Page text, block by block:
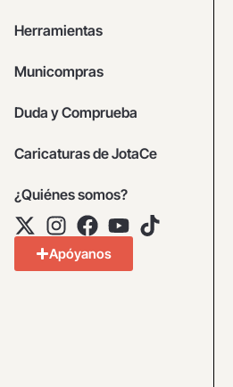
Herramientas
Municompras
Duda y Comprueba
Caricaturas de JotaCe
¿Quiénes somos?
Apóyanos